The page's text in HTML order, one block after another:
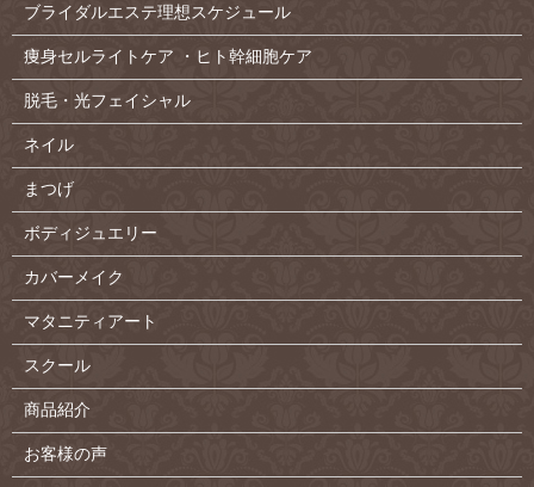
ブライダルエステ理想スケジュール
痩身セルライトケア ・ヒト幹細胞ケア
脱毛・光フェイシャル
ネイル
まつげ
ボディジュエリー
カバーメイク
マタニティアート
スクール
商品紹介
お客様の声